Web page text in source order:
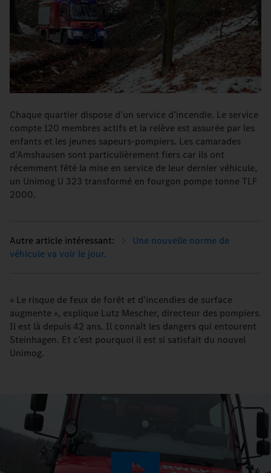
Chaque quartier dispose d’un service d’incendie. Le service
compte 120 membres actifs et la relève est assurée par les
enfants et les jeunes sapeurs-pompiers. Les camarades
d’Amshausen sont particulièrement fiers car ils ont
récemment fêté la mise en service de leur dernier véhicule,
un Unimog U 323 transformé en fourgon pompe tonne TLF
2000.
Une nouvelle norme de
véhicule va voir le jour.
« Le risque de feux de forêt et d’incendies de surface
augmente », explique Lutz Mescher, directeur des pompiers.
Il est là depuis 42 ans. Il connaît les dangers qui entourent
Steinhagen. Et c’est pourquoi il est si satisfait du nouvel
Unimog.